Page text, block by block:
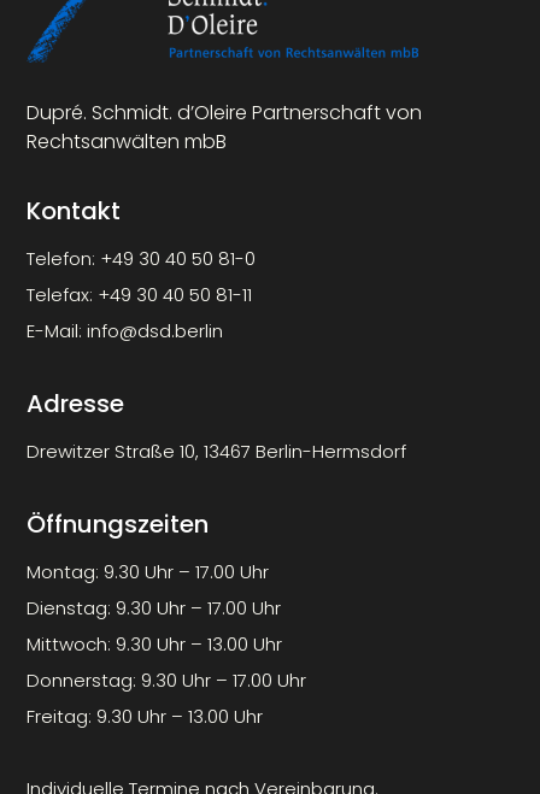
Dupré. Schmidt. d’Oleire Partnerschaft von
Rechtsanwälten mbB
Kontakt
Telefon: +49 30 40 50 81-0
Telefax: +49 30 40 50 81-11
E-Mail:info@dsd.berlin
Adresse
Drewitzer Straße 10, 13467 Berlin-Hermsdorf
Öffnungszeiten
Montag: 9.30 Uhr – 17.00 Uhr
Dienstag: 9.30 Uhr – 17.00 Uhr
Mittwoch: 9.30 Uhr – 13.00 Uhr
Donnerstag: 9.30 Uhr – 17.00 Uhr
Freitag: 9.30 Uhr – 13.00 Uhr
Individuelle Termine nach Vereinbarung.